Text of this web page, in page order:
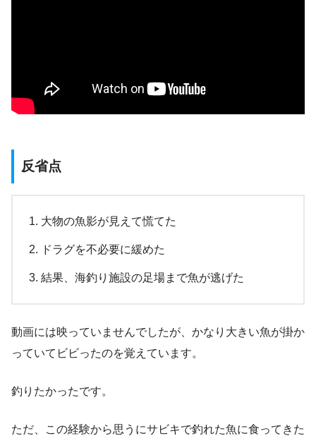
反省点
大物の魚影が見えて慌てた
ドラグを不必要に緩めた
結果、海釣り施設の足場まで魚が逃げた
動画には映っていませんでしたが、かなり大きい魚が掛か
っていてビビったのを覚えています。
釣りたかったです。
ただ、この経験から思うにサビキで釣れた魚に食ってきた